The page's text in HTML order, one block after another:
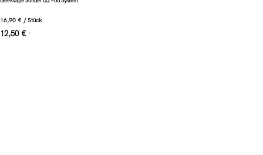
16,90 € /Stück
12,50 € *